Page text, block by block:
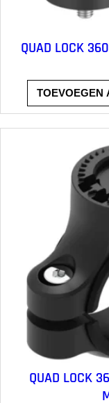
QUAD LOCK
TOEVOEGEN
QUAD LOCK